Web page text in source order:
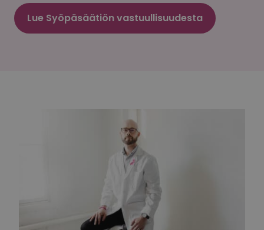
Lue Syöpäsäätiön vastuullisuudesta